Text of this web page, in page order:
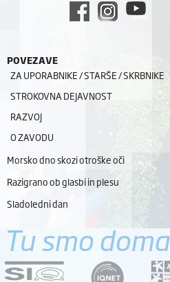
POVEZAVE
ZA UPORABNIKE / STARŠE / SKRBNIKE
STROKOVNA DEJAVNOST
RAZVOJ
O ZAVODU
Morsko dno skozi otroške oči
Razigrano ob glasbi in plesu
Sladoledni dan
Tu smo doma